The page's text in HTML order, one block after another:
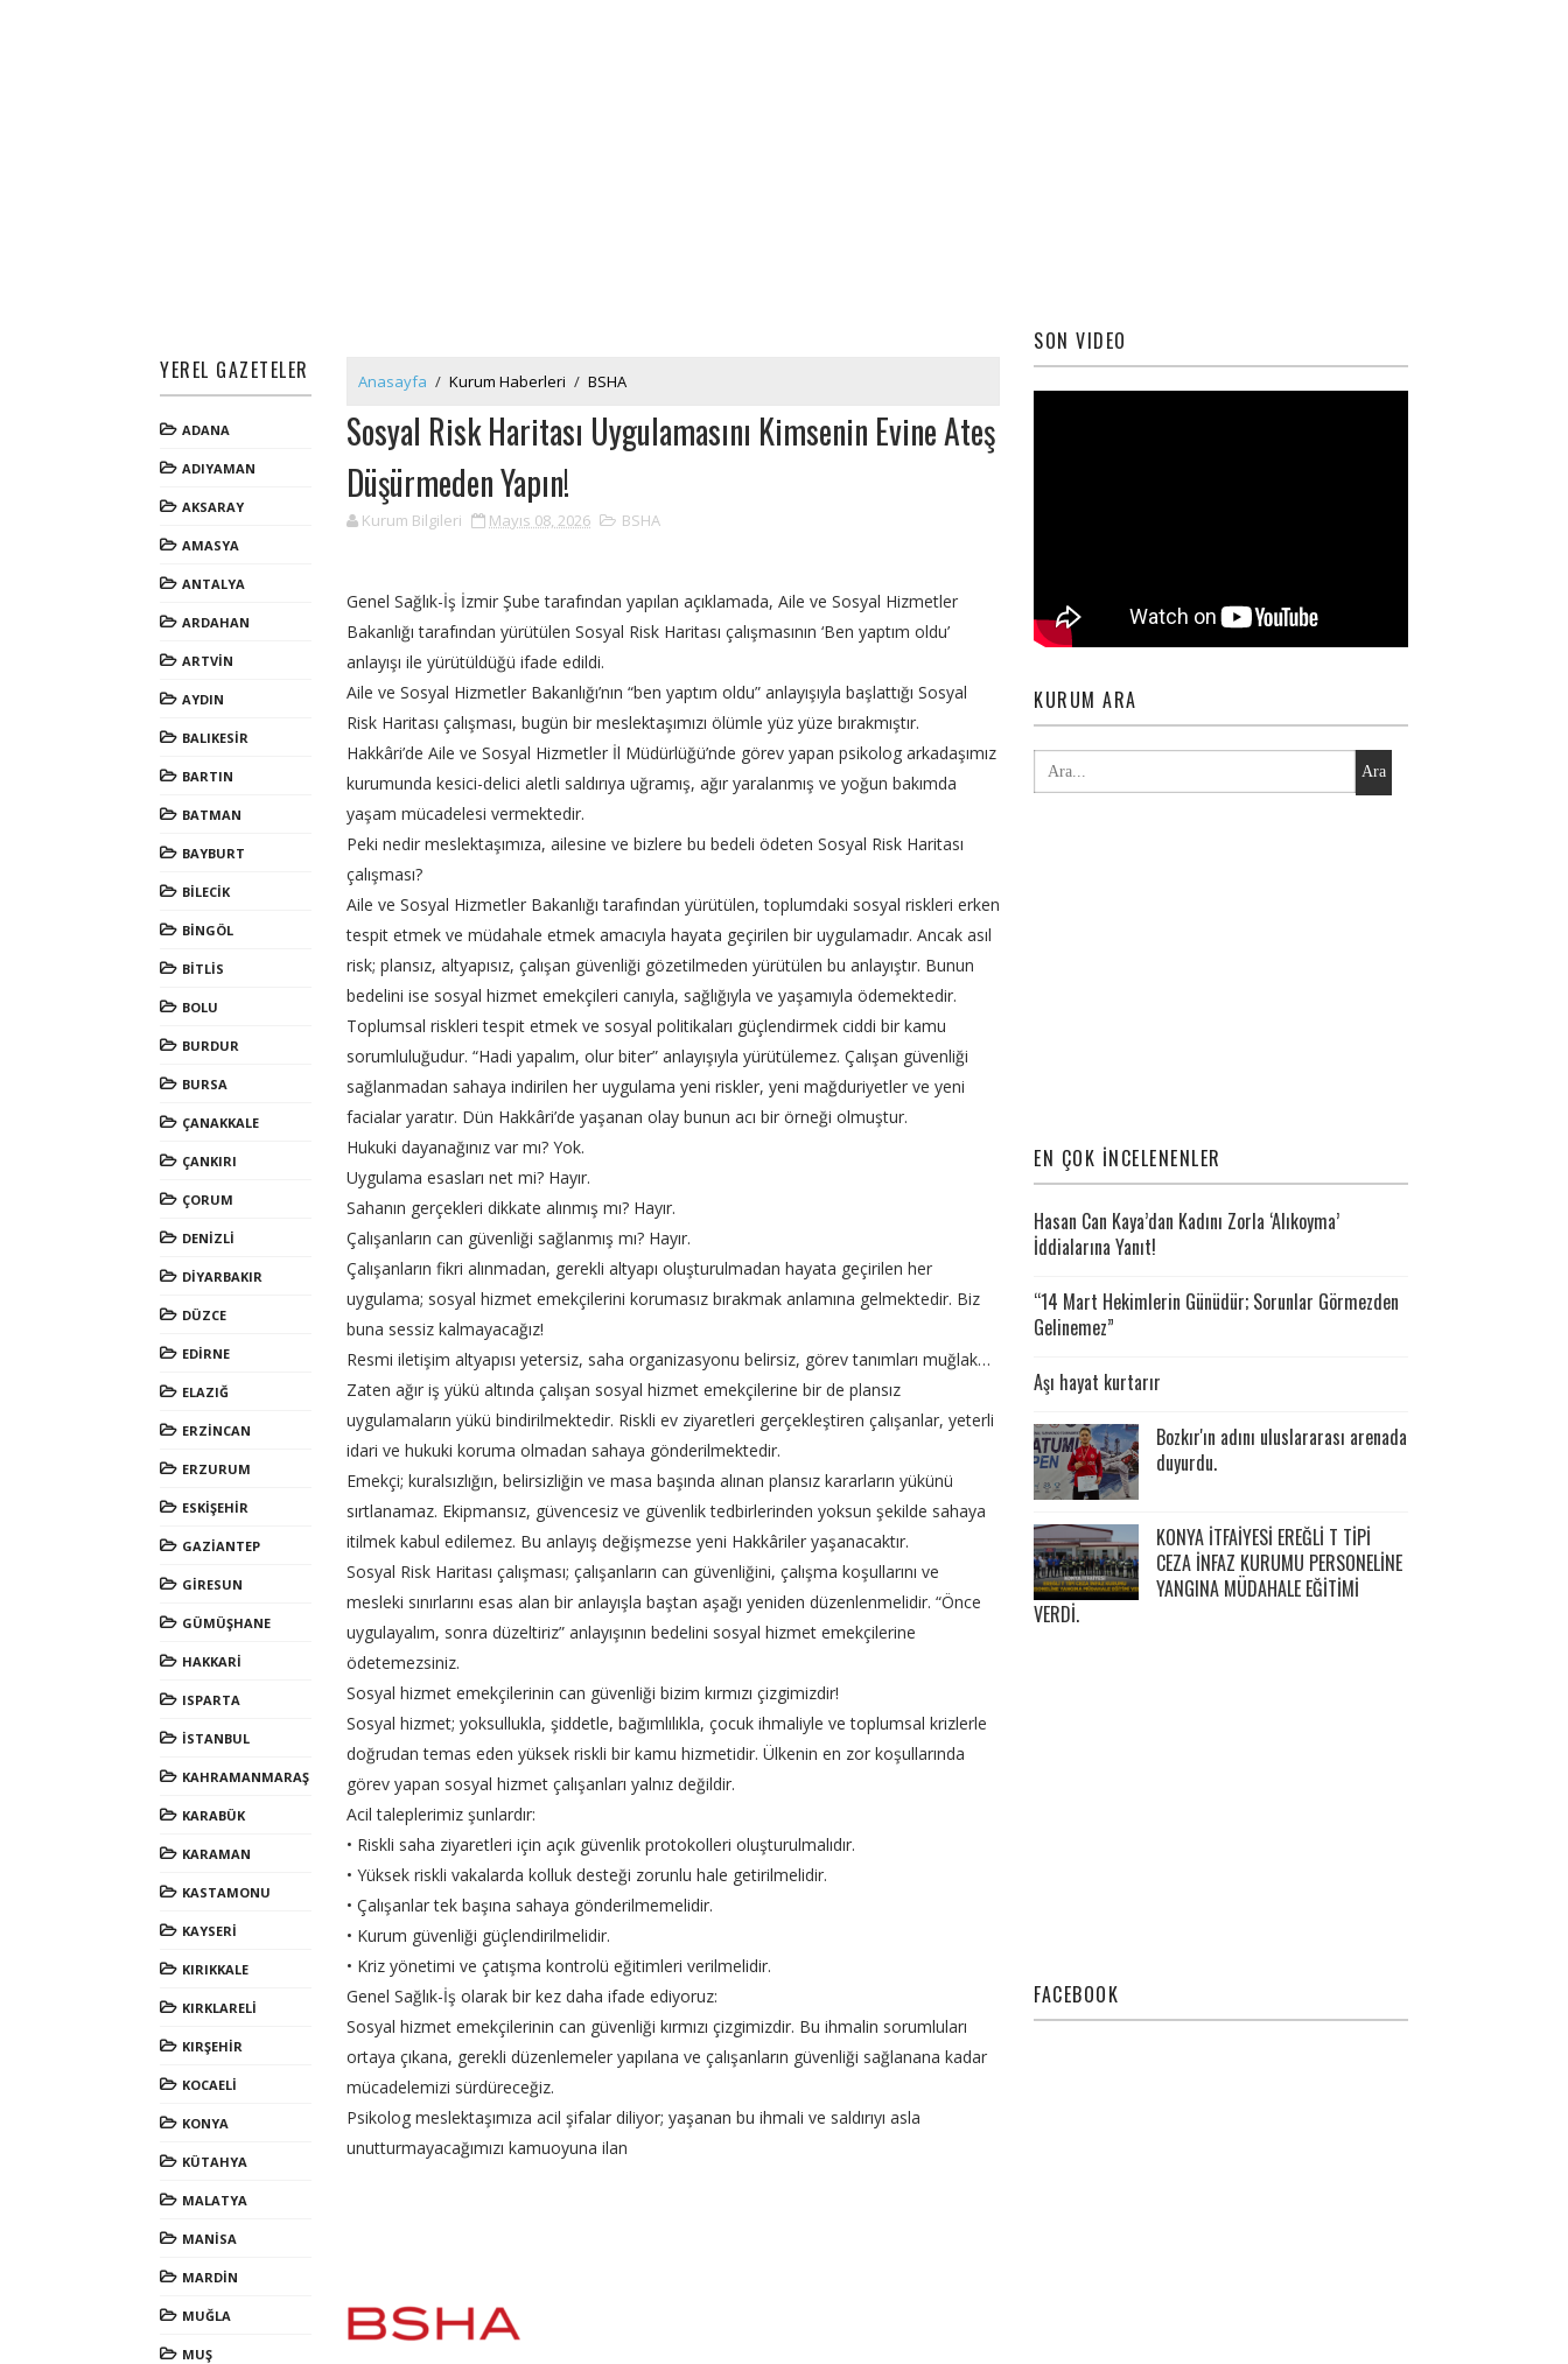
YEREL GAZETELER
ADANA
ADIYAMAN
AKSARAY
AMASYA
ANTALYA
ARDAHAN
ARTVİN
AYDIN
BALIKESİR
BARTIN
BATMAN
BAYBURT
BİLECİK
BİNGÖL
BİTLİS
BOLU
BURDUR
BURSA
ÇANAKKALE
ÇANKIRI
ÇORUM
DENİZLİ
DİYARBAKIR
DÜZCE
EDİRNE
ELAZIĞ
ERZİNCAN
ERZURUM
ESKİŞEHİR
GAZİANTEP
GİRESUN
GÜMÜŞHANE
HAKKARİ
ISPARTA
İSTANBUL
KAHRAMANMARAŞ
KARABÜK
KARAMAN
KASTAMONU
KAYSERİ
KIRIKKALE
KIRKLARELİ
KIRŞEHİR
KOCAELİ
KONYA
KÜTAHYA
MALATYA
MANİSA
MARDİN
MUĞLA
MUŞ
Anasayfa / Kurum Haberleri / BSHA
Sosyal Risk Haritası Uygulamasını Kimsenin Evine Ateş
Düşürmeden Yapın!
Kurum Bilgileri Mayıs 08, 2026 BSHA
Genel Sağlık-İş İzmir Şube tarafından yapılan açıklamada, Aile ve Sosyal Hizmetler
Bakanlığı tarafından yürütülen Sosyal Risk Haritası çalışmasının ‘Ben yaptım oldu’
anlayışı ile yürütüldüğü ifade edildi.
Aile ve Sosyal Hizmetler Bakanlığı’nın “ben yaptım oldu” anlayışıyla başlattığı Sosyal
Risk Haritası çalışması, bugün bir meslektaşımızı ölümle yüz yüze bırakmıştır.
Hakkâri’de Aile ve Sosyal Hizmetler İl Müdürlüğü’nde görev yapan psikolog arkadaşımız
kurumunda kesici-delici aletli saldırıya uğramış, ağır yaralanmış ve yoğun bakımda
yaşam mücadelesi vermektedir.
Peki nedir meslektaşımıza, ailesine ve bizlere bu bedeli ödeten Sosyal Risk Haritası
çalışması?
Aile ve Sosyal Hizmetler Bakanlığı tarafından yürütülen, toplumdaki sosyal riskleri erken
tespit etmek ve müdahale etmek amacıyla hayata geçirilen bir uygulamadır. Ancak asıl
risk; plansız, altyapısız, çalışan güvenliği gözetilmeden yürütülen bu anlayıştır. Bunun
bedelini ise sosyal hizmet emekçileri canıyla, sağlığıyla ve yaşamıyla ödemektedir.
Toplumsal riskleri tespit etmek ve sosyal politikaları güçlendirmek ciddi bir kamu
sorumluluğudur. “Hadi yapalım, olur biter” anlayışıyla yürütülemez. Çalışan güvenliği
sağlanmadan sahaya indirilen her uygulama yeni riskler, yeni mağduriyetler ve yeni
facialar yaratır. Dün Hakkâri’de yaşanan olay bunun acı bir örneği olmuştur.
Hukuki dayanağınız var mı? Yok.
Uygulama esasları net mi? Hayır.
Sahanın gerçekleri dikkate alınmış mı? Hayır.
Çalışanların can güvenliği sağlanmış mı? Hayır.
Çalışanların fikri alınmadan, gerekli altyapı oluşturulmadan hayata geçirilen her
uygulama; sosyal hizmet emekçilerini korumasız bırakmak anlamına gelmektedir. Biz
buna sessiz kalmayacağız!
Resmi iletişim altyapısı yetersiz, saha organizasyonu belirsiz, görev tanımları muğlak…
Zaten ağır iş yükü altında çalışan sosyal hizmet emekçilerine bir de plansız
uygulamaların yükü bindirilmektedir. Riskli ev ziyaretleri gerçekleştiren çalışanlar, yeterli
idari ve hukuki koruma olmadan sahaya gönderilmektedir.
Emekçi; kuralsızlığın, belirsizliğin ve masa başında alınan plansız kararların yükünü
sırtlanamaz. Ekipmansız, güvencesiz ve güvenlik tedbirlerinden yoksun şekilde sahaya
itilmek kabul edilemez. Bu anlayış değişmezse yeni Hakkâriler yaşanacaktır.
Sosyal Risk Haritası çalışması; çalışanların can güvenliğini, çalışma koşullarını ve
mesleki sınırlarını esas alan bir anlayışla baştan aşağı yeniden düzenlenmelidir. “Önce
uygulayalım, sonra düzeltiriz” anlayışının bedelini sosyal hizmet emekçilerine
ödetemezsiniz.
Sosyal hizmet emekçilerinin can güvenliği bizim kırmızı çizgimizdir!
Sosyal hizmet; yoksullukla, şiddetle, bağımlılıkla, çocuk ihmaliyle ve toplumsal krizlerle
doğrudan temas eden yüksek riskli bir kamu hizmetidir. Ülkenin en zor koşullarında
görev yapan sosyal hizmet çalışanları yalnız değildir.
Acil taleplerimiz şunlardır:
• Riskli saha ziyaretleri için açık güvenlik protokolleri oluşturulmalıdır.
• Yüksek riskli vakalarda kolluk desteği zorunlu hale getirilmelidir.
• Çalışanlar tek başına sahaya gönderilmemelidir.
• Kurum güvenliği güçlendirilmelidir.
• Kriz yönetimi ve çatışma kontrolü eğitimleri verilmelidir.
Genel Sağlık-İş olarak bir kez daha ifade ediyoruz:
Sosyal hizmet emekçilerinin can güvenliği kırmızı çizgimizdir. Bu ihmalin sorumluları
ortaya çıkana, gerekli düzenlemeler yapılana ve çalışanların güvenliği sağlanana kadar
mücadelemizi sürdüreceğiz.
Psikolog meslektaşımıza acil şifalar diliyor; yaşanan bu ihmali ve saldırıyı asla
unutturmayacağımızı kamuoyuna ilan
SON VIDEO
KURUM ARA
Ara
EN ÇOK İNCELENENLER
Hasan Can Kaya’dan Kadını Zorla ‘Alıkoyma’
İddialarına Yanıt!
“14 Mart Hekimlerin Günüdür; Sorunlar Görmezden
Gelinemez”
Aşı hayat kurtarır
Bozkır'ın adını uluslararası arenada
duyurdu.
KONYA İTFAİYESİ EREĞLİ T TİPİ
CEZA İNFAZ KURUMU PERSONELİNE
YANGINA MÜDAHALE EĞİTİMİ
VERDİ.
FACEBOOK